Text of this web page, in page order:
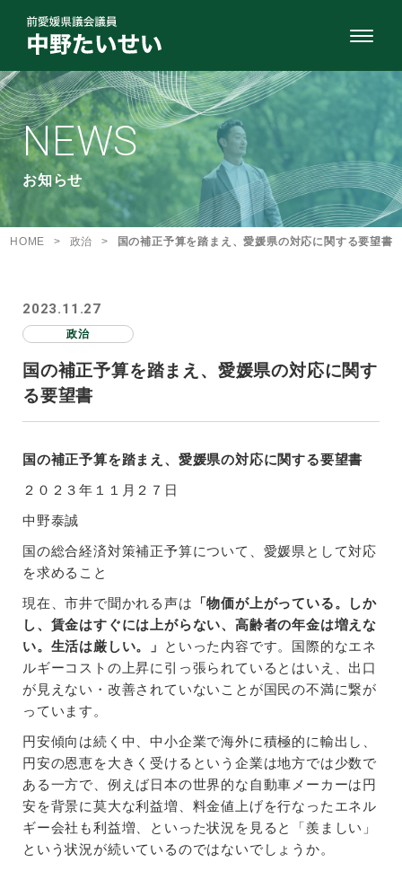
NEWS
お知らせ
HOME > 政治 > 国の補正予算を踏まえ、愛媛県の対応に関する要望書
2023.11.27
政治
国の補正予算を踏まえ、愛媛県の対応に関す
る要望書
国の補正予算を踏まえ、愛媛県の対応に関する要望書
２０２３年１１月２７日
中野泰誠
国の総合経済対策補正予算について、愛媛県として対応
を求めること
現在、市井で聞かれる声は 「物価が上がっている。しか
し、賃金はすぐには上がらない、高齢者の年金は増えな
い。生活は厳しい。」
といった内容です。国際的なエネ
ルギーコストの上昇に引っ張られているとはいえ、出口
が見えない・改善されていないことが国民の不満に繋が
っています。
円安傾向は続く中、中小企業で海外に積極的に輸出し、
円安の恩恵を大きく受けるという企業は地方では少数で
ある一方で、例えば日本の世界的な自動車メーカーは円
安を背景に莫大な利益増、料金値上げを行なったエネル
ギー会社も利益増、といった状況を見ると「羨ましい」
という状況が続いているのではないでしょうか。